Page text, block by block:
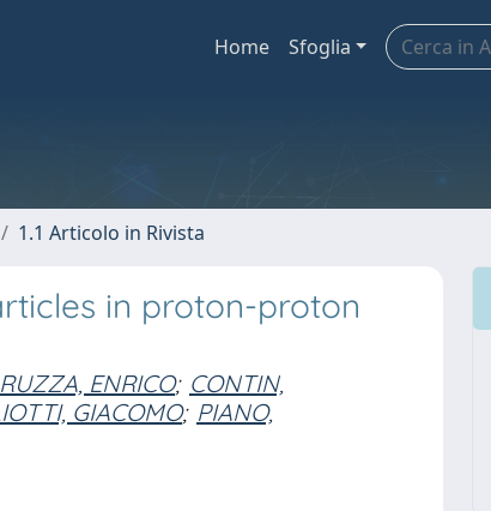
Home Sfoglia
1.1 Articolo in Rivista
in proton-proton
ENRICO; CONTIN,
GIACOMO; PIANO,